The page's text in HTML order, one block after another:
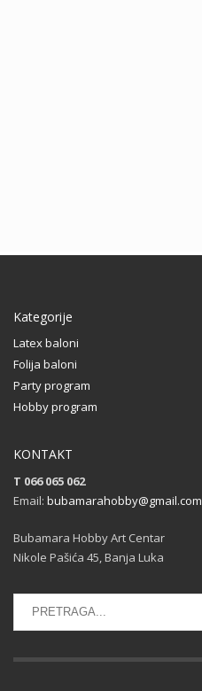
Kategorije
Latex baloni
Folija baloni
Party program
Hobby program
KONTAKT
T 066 065 062
Email: bubamarahobby@gmail.com
Bubamara Hobby Art Centar
Nikole Pašića 45, Banja Luka